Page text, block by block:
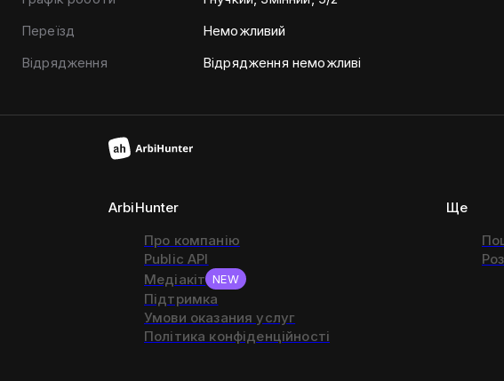
Переїзд
Неможливий
Відрядження
Відрядження неможливі
ArbiHunter
Про компанію
Public API
Медіакіт NEW
Підтримка
Умови оказания услуг
Політика конфіденційності
Ще